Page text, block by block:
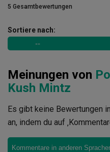
5 Gesamtbewertungen
Sortiere nach:
Meinungen von
Kush Mintz
Es gibt keine Bewertungen
an, indem du auf
Kommentare in anderen